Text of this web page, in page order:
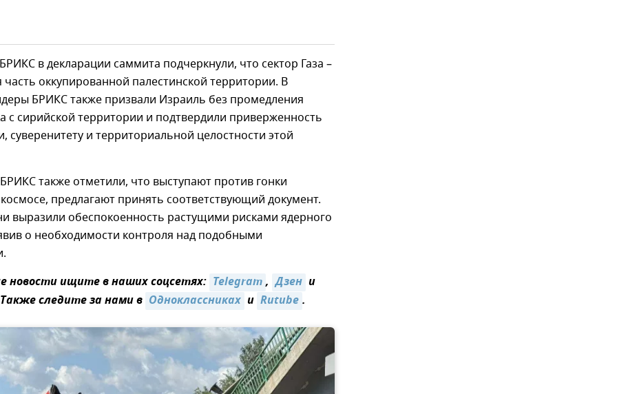
в декларации саммита подчеркнули, что сектор Газа –
оккупированной палестинской территории. В
БРИКС также призвали Израиль без промедления
с сирийской территории и подтвердили приверженность
суверенитету и территориальной целостности этой
также отметили, что выступают против гонки
предлагают принять соответствующий документ.
выразили обеспокоенность растущими рисками ядерного
о необходимости контроля над подобными
новости ищите в наших соцсетях: Telegram, Дзен и
Также следите за нами в Одноклассниках и Rutube.